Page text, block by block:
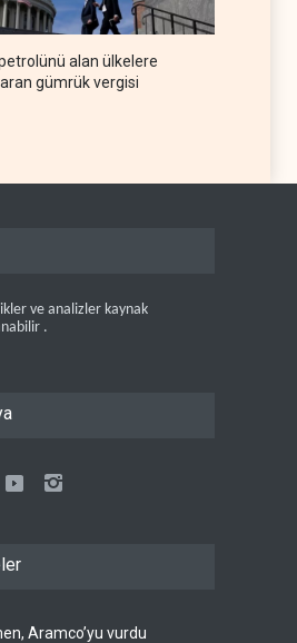
alan ülkelere
gümrük vergisi
ve analizler kaynak
.
Aramco’yu vurdu